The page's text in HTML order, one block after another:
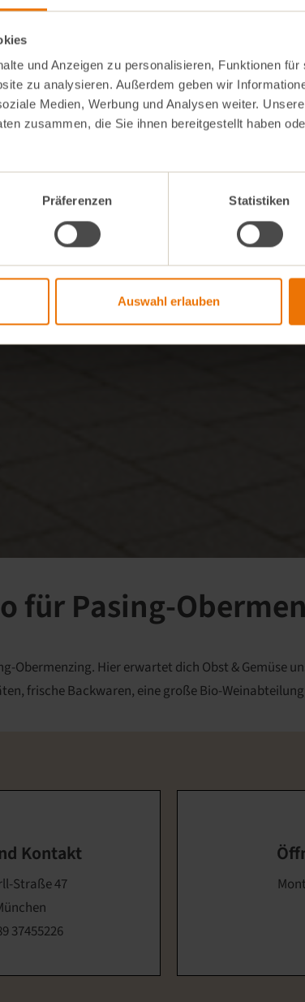
und Anzeigen zu personalisieren, Funktionen
zu analysieren. Außerdem geben wir
Medien, Werbung und Analysen weiter.
zusammen, die Sie ihnen bereitgestellt haben
Präferenzen Statistiken
Auswahl erlauben
für Pasing-
Obermenzing. Hier erwartet dich Obst & Gemüse
frische Backwaren, eine große Bio-
Kontakt
Straße 47
37455226